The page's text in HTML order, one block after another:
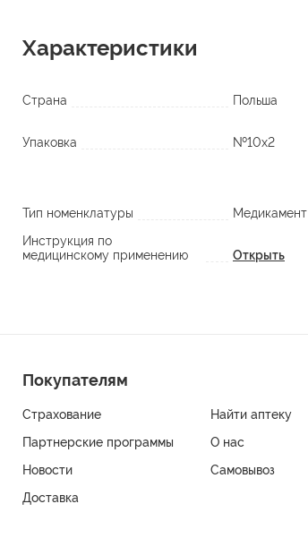
Характеристики
Страна Польша
Упаковка №10х2
Тип номенклатуры Медикамент
Инструкция по
медицинскому применению
Открыть
Покупателям
Страхование
Найти аптеку
Партнерские программы
О нас
Новости
Самовывоз
Доставка